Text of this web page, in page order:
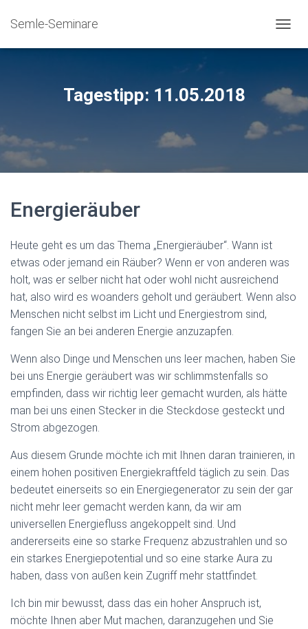
Semle-Seminare
Tagestipp: 11.05.2018
Energieräuber
Heute geht es um das Thema „Energieräuber“. Wann ist
etwas oder jemand ein Räuber? Wenn er von anderen was
holt, was er selber nicht hat oder wohl nicht ausreichend
hat, also wird es woanders geholt und geräubert. Wenn also
Menschen nicht selbst im Licht und Energiestrom sind,
fangen Sie an bei anderen Energie anzuzapfen.
Wenn also Dinge und Menschen uns leer machen, haben Sie
bei uns Energie geräubert was wir schlimmstenfalls so
empfinden, dass wir richtig leer gemacht wurden, als hätte
man bei uns einen Stecker in die Steckdose gesteckt und
Strom abgezogen.
Aus diesem Grunde möchte ich mit Ihnen daran trainieren, in
einem hohen positiven Energiekraftfeld täglich zu sein. Das
bedeutet einerseits so ein Energiegenerator zu sein der gar
nicht mehr leer gemacht werden kann, da wir am
universellen Energiefluss angekoppelt sind. Und
andererseits eine so starke Frequenz abzustrahlen und so
ein starkes Energiepotential und so eine starke Aura zu
haben, dass von außen kein Zugriff mehr stattfindet.
Ich bin mir bewusst, dass das ein hoher Anspruch ist,
möchte Ihnen aber Mut machen, daranzugehen und Sie